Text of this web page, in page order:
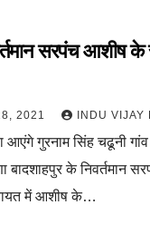
सरपंच आशीष के
2021 INDU VIJAY
आएंगे गुरनाम सिंह चढूनी गांव
बादशाहपुर के निवर्तमान
में आशीष के…